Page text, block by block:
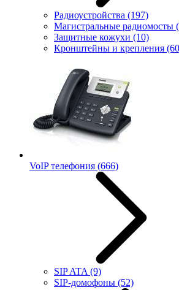
Радиоустройства (197)
Магистральные радиомосты
Защитные кожухи (10)
Кронштейны и крепления
VoIP телефония (666)
SIP ATA (9)
SIP-домофоны (52)